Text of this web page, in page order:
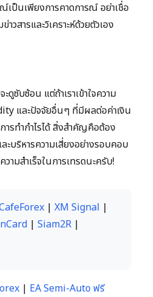
เป็นเพียงการคาดการณ์ อย่าเชื่อ
วสารและวิเคราะห์ด้วยตัวเอง
ดูซับซ้อน แต่ถ้าเราเข้าใจความ
และปัจจัยอื่นๆ ที่มีผลต่อค่าเงิน
ารทำกำไรได้ สิ่งสำคัญคือต้อง
บริหารความเสี่ยงอย่างรอบคอบ
มสำเร็จในการเทรดนะครับ!
| XM Signal |
| Siam2R |
| EA Semi-Auto ฟรี